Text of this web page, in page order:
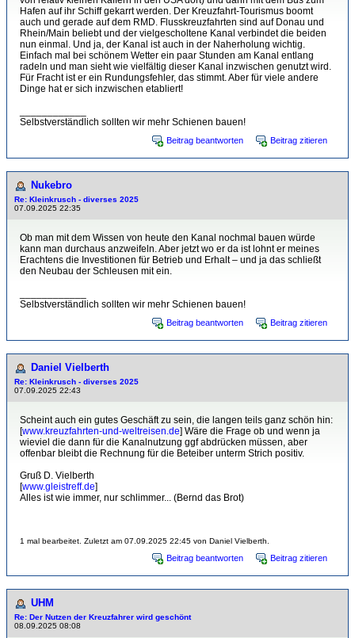
Hafen auf ihr Schiff gekarrt werden. Der Kreuzfahrt-Tourismus boomt
auch und gerade auf dem RMD. Flusskreuzfahrten sind auf Donau und
Rhein/Main beliebt und der vielgescholtene Kanal verbindet die beiden
nun einmal. Und ja, der Kanal ist auch in der Naherholung wichtig.
Einfach mal bei schönem Wetter ein paar Stunden am Kanal entlang
radeln und man sieht wie vielfältig dieser Kanal inzwischen genutzt wird.
Für Fracht ist er ein Rundungsfehler, das stimmt. Aber für viele andere
Dinge hat er sich inzwischen etabliert!
Selbstverständlich sollten wir mehr Schienen bauen!
Beitrag beantworten Beitrag zitieren
Nukebro
Re: Kleinkrusch - diverses 2025
07.09.2025 22:35
Ob man mit dem Wissen von heute den Kanal nochmal bauen würde
kann man durchaus anzweifeln. Aber jetzt wo er da ist lohnt er meines
Erachtens die Investitionen für Betrieb und Erhalt – und ja das schließt
den Neubau der Schleusen mit ein.
Selbstverständlich sollten wir mehr Schienen bauen!
Beitrag beantworten Beitrag zitieren
Daniel Vielberth
Re: Kleinkrusch - diverses 2025
07.09.2025 22:43
Scheint auch ein gutes Geschäft zu sein, die langen teils ganz schön hin:
[www.kreuzfahrten-und-weltreisen.de] Wäre die Frage ob und wenn ja
wieviel die dann für die Kanalnutzung ggf abdrücken müssen, aber
offenbar bleibt die Rechnung für die Beteiber unterm Strich positiv.
Gruß D. Vielberth
[www.gleistreff.de]
Alles ist wie immer, nur schlimmer... (Bernd das Brot)
1 mal bearbeitet. Zuletzt am 07.09.2025 22:45 von Daniel Vielberth.
Beitrag beantworten Beitrag zitieren
UHM
Re: Der Nutzen der Kreuzfahrer wird geschönt
08.09.2025 08:08